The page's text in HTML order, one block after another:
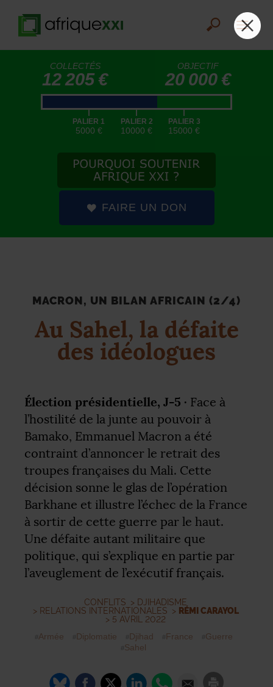
COLLECTÉS
12 205 €
OBJECTIF
20 000 €
|
PALIER 1
5000 €
|
PALIER 2
10000 €
|
PALIER 3
15000 €
FAIRE UN DON
MACRON, UN BILAN AFRICAIN (2/4)
Au Sahel, la défaite
des idéologues
Élection présidentielle, J-5 · Face à
l’hostilité de la junte au pouvoir à
Bamako, Emmanuel Macron a été
contraint d’annoncer le retrait des
troupes françaises du Mali. Cette
décision sonne le glas de l’opération
Barkhane et illustre l’échec de la France
à sortir de cette guerre par le haut.
Une défaite autant militaire que
politique, qui s’explique en partie par
l’aveuglement de l’exécutif français.
CONFLITS > DJIHADISME
> RELATIONS INTERNATIONALES > RÉMI CARAYOL
> 5 AVRIL 2022
Armée Diplomatie Djihad France
Guerre
Sahel